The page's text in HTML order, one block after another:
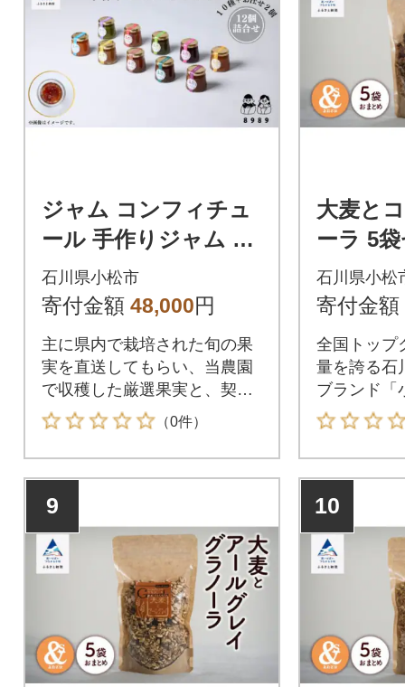
ジャム コンフィチュ
ール 手作りジャム 89
89《12個詰合せ》
石川県小松市
寄付金額 48,000円
主に県内で栽培された旬の果
実を直送してもらい、当農園
で収穫した厳選果実と、契約
農家さんのこだわり果実100%
を、《有機JAS認定を受けた
オーガニック砂糖》と《国産
レモン果汁》のみを加え、じ
っくり煮込みひとつひとつ丁
寧につくりあげました。
（0件）
大麦と
ーラ 5
市産大
ル
石川県小松
寄付金額
全国トップ
量を誇る石
ブランド「
用。
9 10